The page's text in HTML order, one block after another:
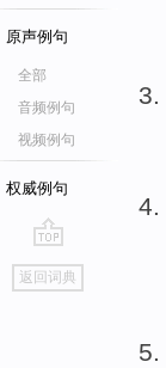
原声例句
全部
音频例句
视频例句
权威例句
go
top
返回词典